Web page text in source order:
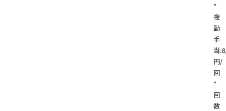
*
夜
勤
手
当
円/
回
*
回
数